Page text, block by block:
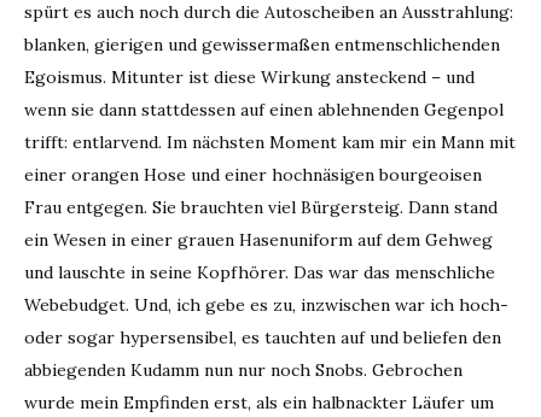
spürt es auch noch durch die Autoscheiben an Ausstrahlung:
blanken, gierigen und gewissermaßen entmenschlichenden
Egoismus. Mitunter ist diese Wirkung ansteckend – und
wenn sie dann stattdessen auf einen ablehnenden Gegenpol
trifft: entlarvend. Im nächsten Moment kam mir ein Mann mit
einer orangen Hose und einer hochnäsigen bourgeoisen
Frau entgegen. Sie brauchten viel Bürgersteig. Dann stand
ein Wesen in einer grauen Hasenuniform auf dem Gehweg
und lauschte in seine Kopfhörer. Das war das menschliche
Webebudget. Und, ich gebe es zu, inzwischen war ich hoch-
oder sogar hypersensibel, es tauchten auf und beliefen den
abbiegenden Kudamm nun nur noch Snobs. Gebrochen
wurde mein Empfinden erst, als ein halbnackter Läufer um